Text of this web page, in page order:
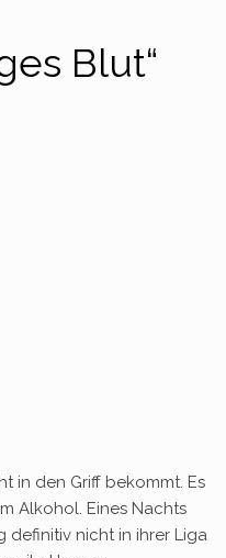
Blut“
in den Griff bekommt. Es
Alkohol. Eines Nachts
definitiv nicht in ihrer Liga